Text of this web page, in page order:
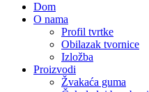
Dom
O nama
Profil tvrtke
Obilazak tvornice
Izložba
Proizvodi
Žvakaća guma